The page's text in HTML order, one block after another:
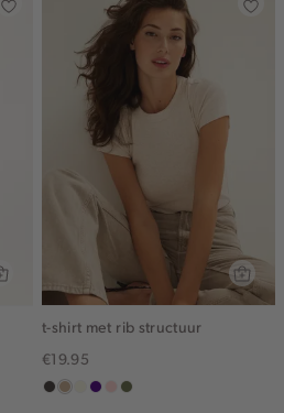
t-shirt met rib structuur
€19.95
chocozandwit,indigo
pinkgroen,